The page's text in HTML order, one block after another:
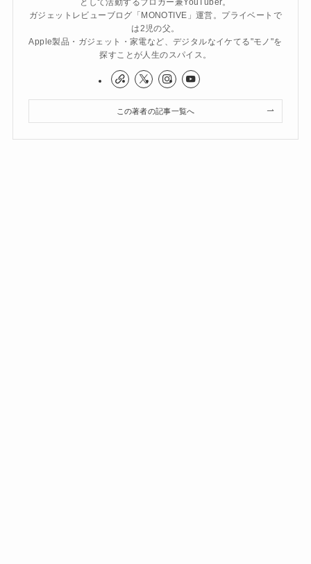
として活動するブロガー兼YouTuber。
ガジェットレビューブログ「MONOTIVE」運営。プライベートで
は2児の父。
Apple製品・ガジェット・家電など、デジタルなイケてる"モノ"を
探すことが人生のスパイス。
この著者の記事一覧へ